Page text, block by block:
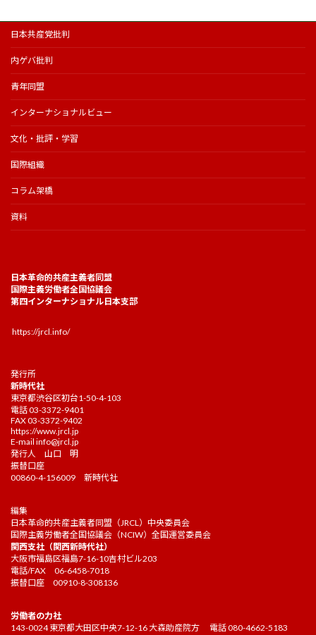
日本共産党批判
内ゲバ批判
青年同盟
インターナショナルビュー
文化・批評・学習
国際組織
コラム架橋
資料
日本革命的共産主義者同盟
国際主義労働者全国協議会
第四インターナショナル日本支部
https://jrcl.info/
発行所
新時代社
東京都渋谷区初台1-50-4-103
電話 03-3372-9401
FAX 03-3372-9402
https://www.jrcl.jp
E-mail info@jrcl.jp
発行人 山口 明
振替口座
00860-4-156009 新時代社
編集
日本革命的共産主義者同盟（JRCL）中央委員会
国際主義労働者全国協議会（NCIW）全国運営委員会
関西支社（関西新時代社）
大阪市福島区福島7-16-10吉村ビル203
電話/FAX 06-6458-7018
振替口座 00910-8-308136
労働者の力社
143-0024 東京都大田区中央7-12-16 大森助産院方 電話 080-4662-5183